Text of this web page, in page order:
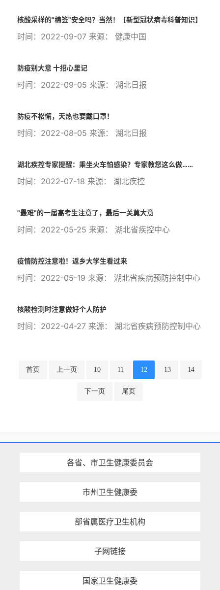
核酸采样的"棉签"安全吗？当然！【新型冠状病毒科普知识】
时间：2022-09-07 来源： 健康中国
防疫别大意 十招心里记
时间：2022-09-05 来源： 湖北日报
防疫不松懈，天热也要戴口罩！
时间：2022-08-05 来源： 湖北日报
湖北疾控专家提醒：乘坐火车怕感染？专家教您这么做……
时间：2022-07-18 来源： 湖北疾控
"最难"的一届高考生注意了，最后一关莫大意
时间：2022-05-25 来源： 湖北省疾控中心
疫情防控注意啦！返乡大学生看过来
时间：2022-05-19 来源： 湖北省疾病预防控制中心
核酸检测时注意做好个人防护
时间：2022-04-27 来源： 湖北省疾病预防控制中心
首页 上一页 10 11 12 13 14
下一页 尾页
各省、市卫生健康委员会
市州卫生健康委
部省属医疗卫生机构
子网链接
国家卫生健康委